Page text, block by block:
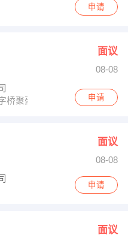
申请
面议
08-08
桥聚豪华庭2210室金马家居
申请
面议
08-08
申请
面议